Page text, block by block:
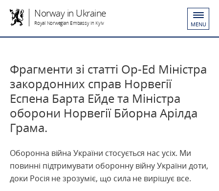
Norway in Ukraine
Royal Norwegian Embassy in Kyiv MENU
Фрагменти зі статті Op-Ed Міністра
закордонних справ Норвегії
Еспена Барта Ейде та Міністра
оборони Норвегії Бйорна Арілда
Грама.
Оборонна війна України стосується нас усіх. Ми
повинні підтримувати оборонну війну України доти,
доки Росія не зрозуміє, що сила не вирішує все.